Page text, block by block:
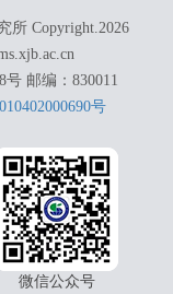
所 Copyright.2026
邮编：830011
号
微信公众号